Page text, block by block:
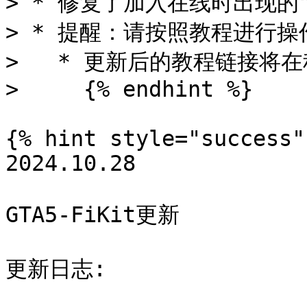
> * 提醒：请按照教程进行操
>   * 更新后的教程链接将在
>     {% endhint %}
{% hint style="success"
2024.10.28
GTA5-FiKit更新
更新日志: